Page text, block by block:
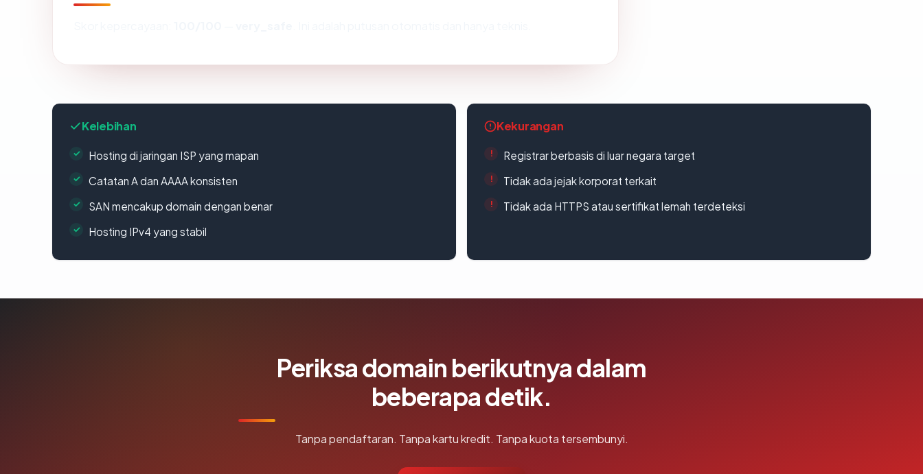
Kelebihan
Hosting di jaringan ISP yang mapan
Catatan A dan AAAA konsisten
SAN mencakup domain dengan benar
Hosting IPv4 yang stabil
Kekurangan
Registrar berbasis di luar negara target
Tidak ada jejak korporat terkait
Tidak ada HTTPS atau sertifikat lemah terdeteksi
Periksa domain berikutnya dalam
beberapa detik.
Tanpa pendaftaran. Tanpa kartu kredit. Tanpa kuota tersembunyi.